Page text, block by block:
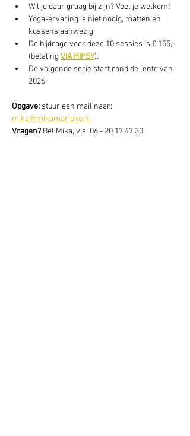
Wil je daar graag bij zijn? Voel je welkom!
Yoga-ervaring is niet nodig, matten en
kussens aanwezig
De bijdrage voor deze 10 sessies is € 155,-
(betaling VIA HIPSY).
De volgende serie start rond de lente van
2026.
Opgave: stuur een mail naar:
mika@mikamarieke.nl
Vragen? Bel Mika, via: 06 - 20 17 47 30